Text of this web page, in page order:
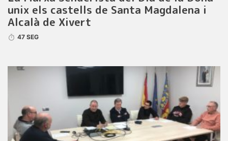
unix els castells de Santa Magdalena i
Alcalà de Xivert
47 SEG